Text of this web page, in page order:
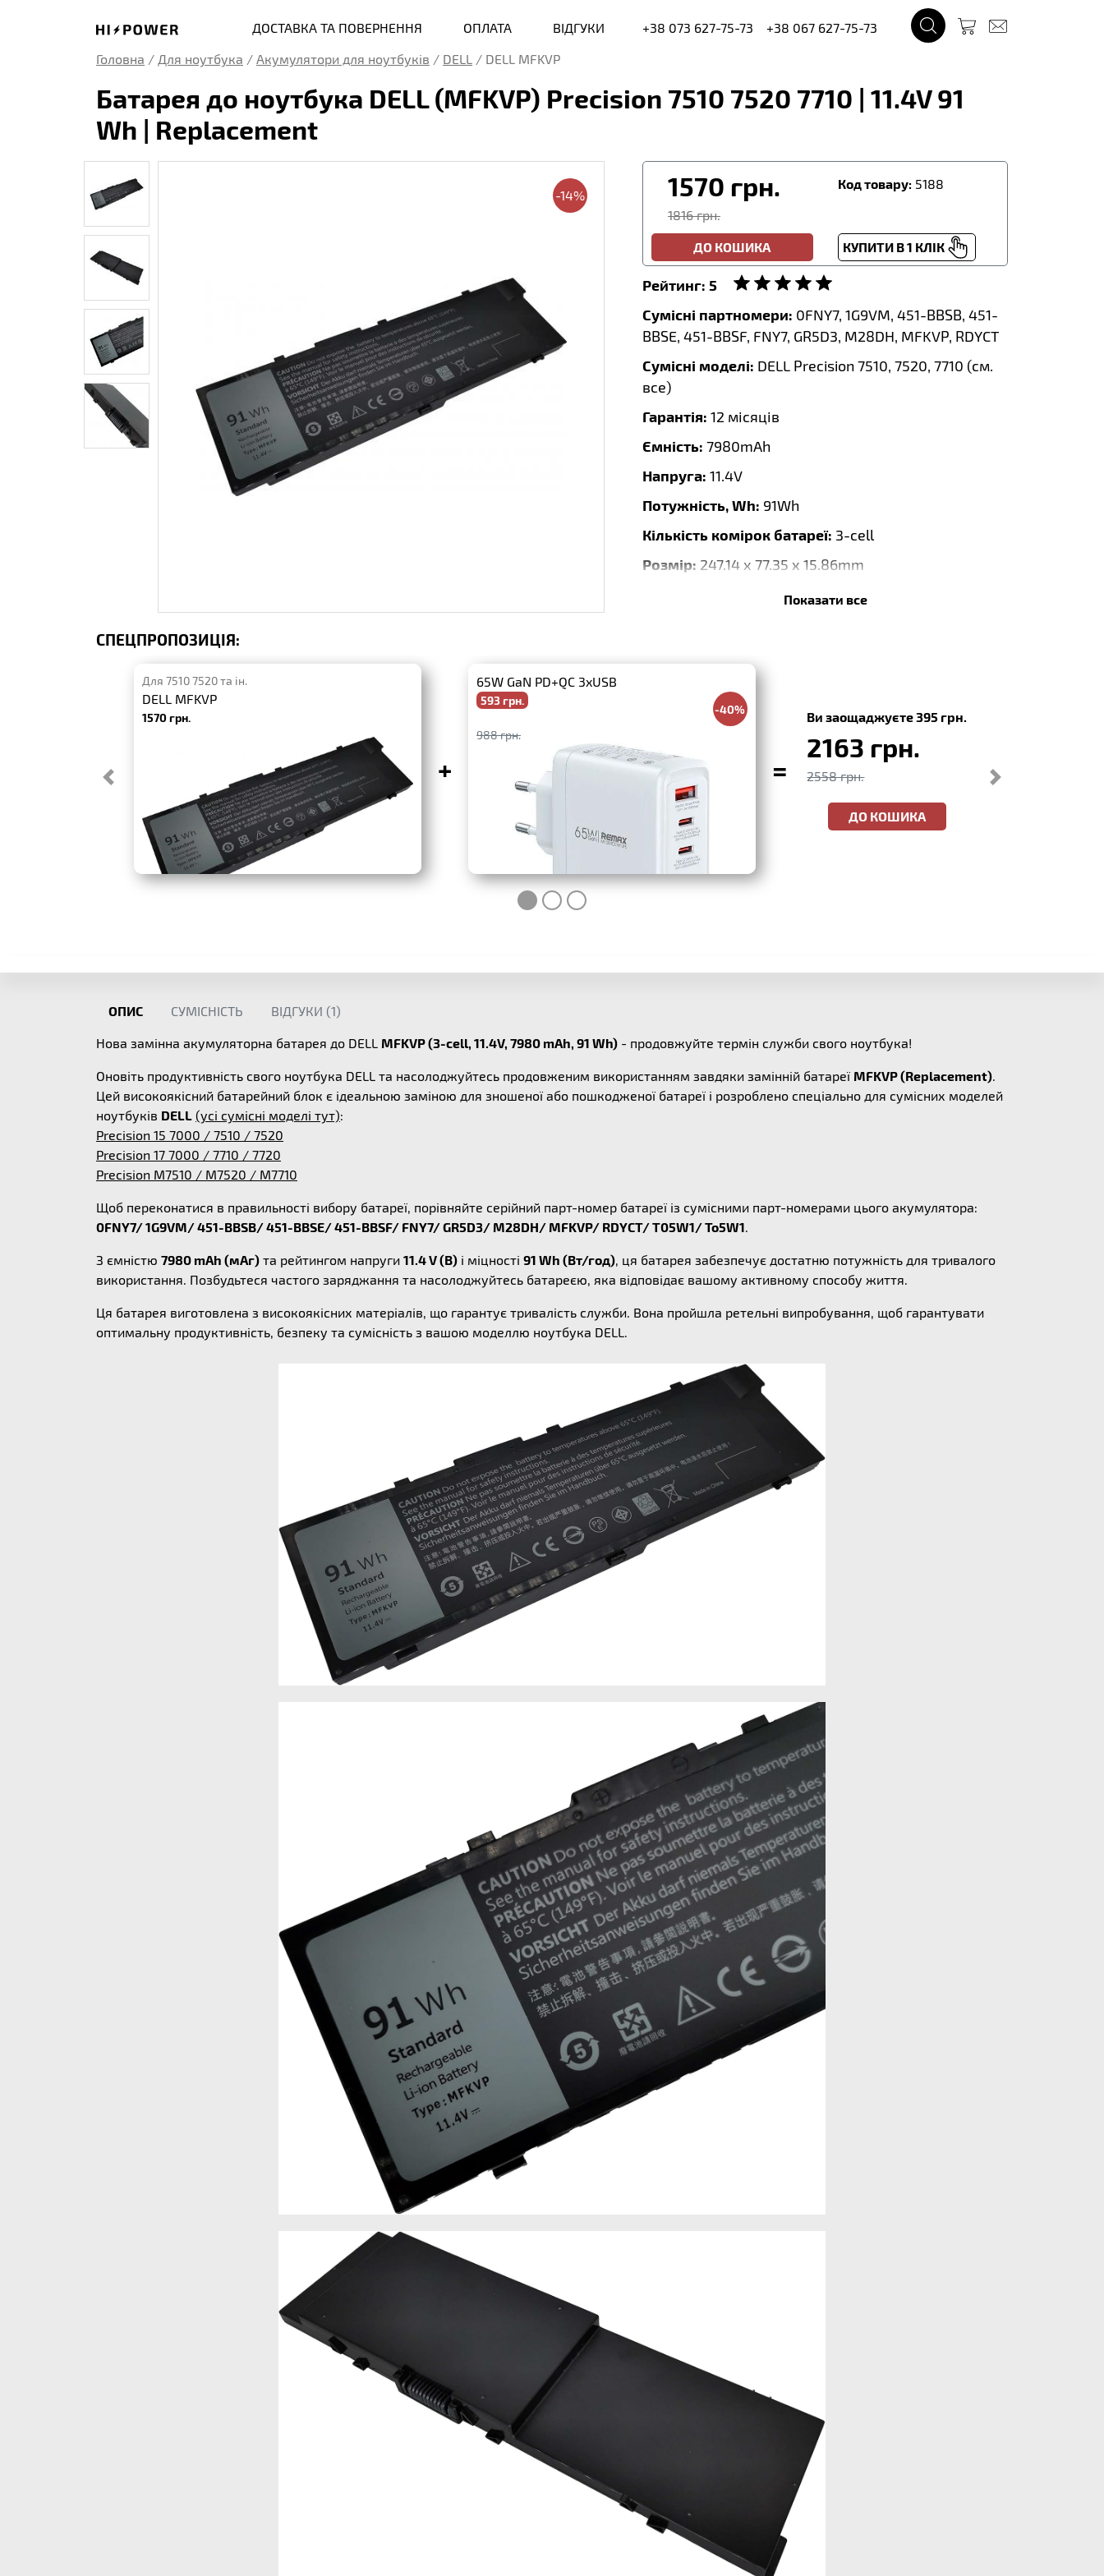
ДОСТАВКА ТА ПОВЕРНЕННЯ ОПЛАТА ВІДГУКИ +38 073 627-75-73
+38 067 627-75-73
Головна / Для ноутбука / Акумулятори для ноутбуків / DELL / DELL MFKVP
Батарея до ноутбука DELL (MFKVP) Precision 7510 7520 7710 | 11.4V 91
Wh | Replacement
-14% 1570 грн.
1816 грн.
Код товару: 5188
ДО КОШИКА КУПИТИ В 1 КЛІК
Рейтинг: 5
Сумісні партномери: 0FNY7, 1G9VM, 451-BBSB, 451-
BBSE, 451-BBSF, FNY7, GR5D3, M28DH, MFKVP, RDYCT
Сумісні моделі: DELL Precision 7510, 7520, 7710 (см.
все)
Гарантія: 12 місяців
Ємність: 7980mAh
Напруга: 11.4V
Потужність, Wh: 91Wh
Кількість комірок батареї: 3-cell
Розмір: 247.14 x 77.35 x 15.86mm
Показати все
СПЕЦПРОПОЗИЦІЯ:
Для 7510 7520 та ін.
DELL MFKVP
1570 грн.
+
65W GaN PD+QC 3xUSB
593 грн.
-40%
988 грн.
=
Ви заощаджуєте 395 грн.
2163 грн.
2558 грн.
ДО КОШИКА
ОПИС СУМІСНІСТЬ ВІДГУКИ (1)
Нова замінна акумуляторна батарея до DELL MFKVP (3-cell, 11.4V, 7980 mAh, 91 Wh) - продовжуйте термін служби свого ноутбука!
Оновіть продуктивність свого ноутбука DELL та насолоджуйтесь продовженим використанням завдяки замінній батареї MFKVP (Replacement).
Цей високоякісний батарейний блок є ідеальною заміною для зношеної або пошкодженої батареї і розроблено спеціально для сумісних моделей
ноутбуків DELL (усі сумісні моделі тут):
Precision 15 7000 / 7510 / 7520
Precision 17 7000 / 7710 / 7720
Precision M7510 / M7520 / M7710
Щоб переконатися в правильності вибору батареї, порівняйте серійний парт-номер батареї із сумісними парт-номерами цього акумулятора:
0FNY7/ 1G9VM/ 451-BBSB/ 451-BBSE/ 451-BBSF/ FNY7/ GR5D3/ M28DH/ MFKVP/ RDYCT/ T05W1/ To5W1.
З ємністю 7980 mAh (мАг) та рейтингом напруги 11.4 V (В) і міцності 91 Wh (Вт/год), ця батарея забезпечує достатню потужність для тривалого
використання. Позбудьтеся частого заряджання та насолоджуйтесь батареєю, яка відповідає вашому активному способу життя.
Ця батарея виготовлена з високоякісних матеріалів, що гарантує тривалість служби. Вона пройшла ретельні випробування, щоб гарантувати
оптимальну продуктивність, безпеку та сумісність з вашою моделлю ноутбука DELL.